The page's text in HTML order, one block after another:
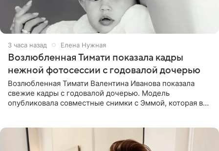
3 часа назад Елена Нужная
Возлюбленная Тимати показала кадры
нежной фотосессии с годовалой дочерью
Возлюбленная Тимати Валентина Иванова показала
свежие кадры с годовалой дочерью. Модель
опубликовала совместные снимки с Эммой, которая в